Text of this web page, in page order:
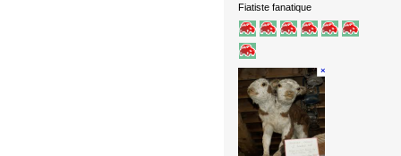
Fiatiste fanatique